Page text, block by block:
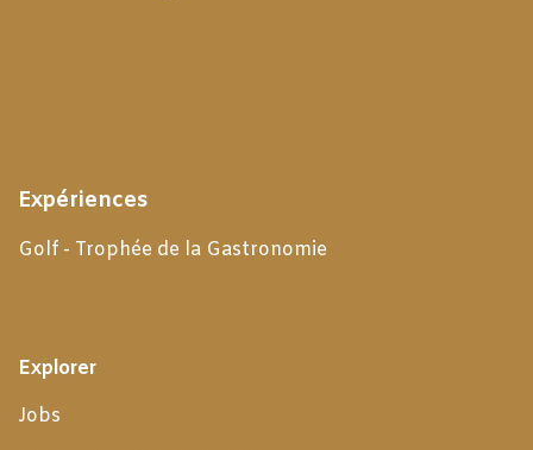
Expériences
Golf - Trophée de la Gastronomie
Explorer
Jobs